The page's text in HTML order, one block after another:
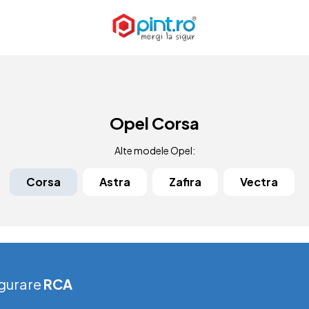
Opel Corsa
Alte modele Opel:
Corsa Astra Zafira Vectra
RCA